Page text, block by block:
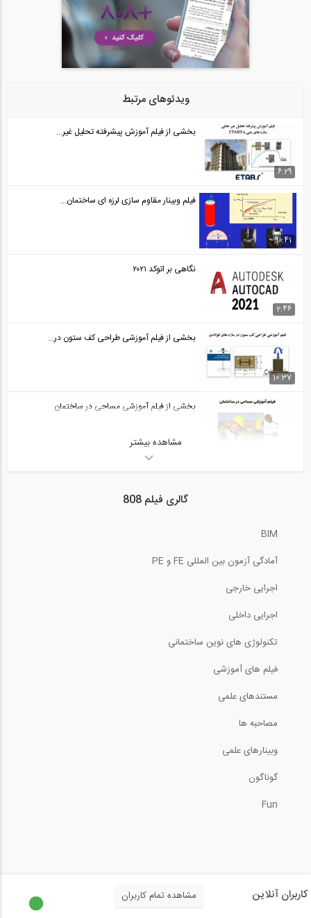
ویدئوهای مرتبط
6:29
بخشی از فیلم آموزش پیشرفته تحلیل غیر...
90:41
فیلم وبینار مقاوم سازی لرزه ای ساختمان...
2:46
نگاهی بر اتوکد ۲۰۲۱
10:37
بخشی از فیلم آموزشی طراحی کف ستون در...
بخشی از فیلم آموزشی مساحی در ساختمان
7:37
7:37
مشاهده بیشتر
گالری فیلم 808
BIM
آمادگی آزمون بین المللی FE و PE
اجرایی خارجی
اجرایی داخلی
تکنولوژی های نوین ساختمانی
فیلم های آموزشی
مستندهای علمی
مصاحبه ها
وبینارهای علمی
گوناگون
Fun
کاربران آنلاین مشاهده تمام کاربران